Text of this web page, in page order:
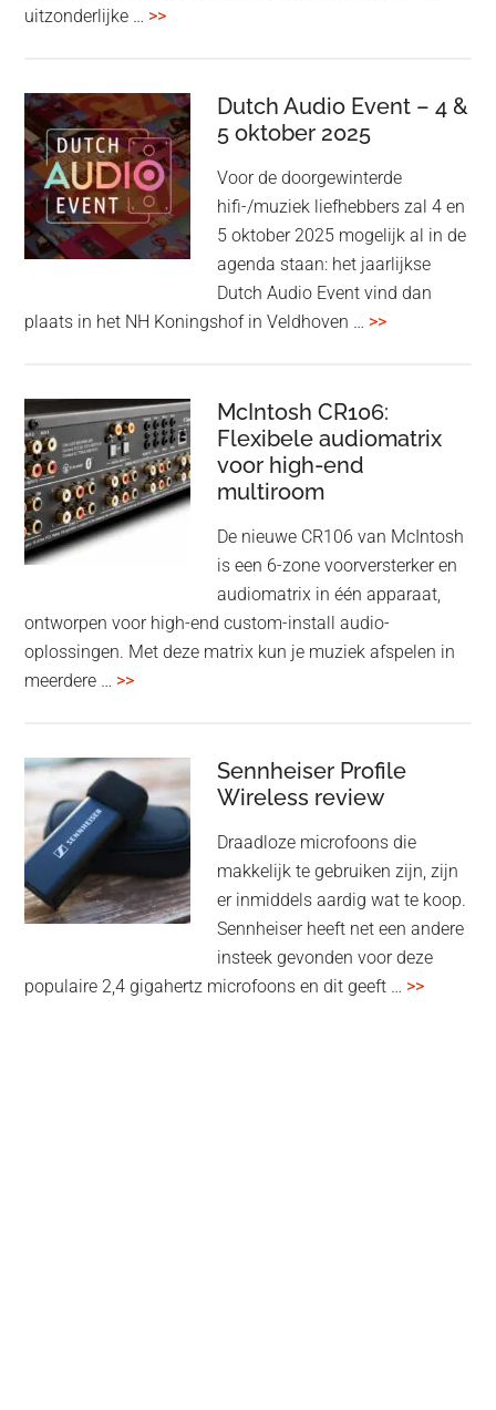
uitzonderlijke … >>overBang
kondigt
Beo
Grace
aan:
high-
end
earbuds
titanium
Adaptive
noise
cancelling
Dutch Audio Event – 4 &
5 oktober 2025
Voor de doorgewinterde
hifi-/muziek liefhebbers zal 4 en
5 oktober 2025 mogelijk al in de
agenda staan: het jaarlijkse
Dutch Audio Event vind dan
plaats in het NH Koningshof in Veldhoven … >>overDutch
–
4
McIntosh CR106:
Flexibele audiomatrix
voor high-end
multiroom
De nieuwe CR106 van McIntosh
is een 6-zone voorversterker en
audiomatrix in één apparaat,
ontworpen voor high-end custom-install audio-
oplossingen. Met deze matrix kun je muziek afspelen in
meerdere … >>overMcIntosh
audiomatrix
voor
high-
end
multiroom
Sennheiser Profile
Wireless review
Draadloze microfoons die
makkelijk te gebruiken zijn, zijn
er inmiddels aardig wat te koop.
Sennheiser heeft net een andere
insteek gevonden voor deze
populaire 2,4 gigahertz microfoons en dit geeft … >>